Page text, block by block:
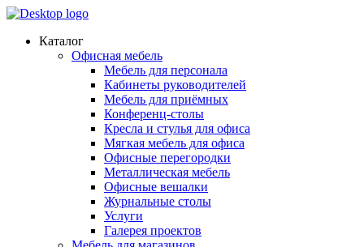
Каталог
Офисная мебель
Мебель для персонала
Кабинеты руководителей
Мебель для приёмных
Конференц-столы
Кресла и стулья для офиса
Мягкая мебель для офиса
Офисные перегородки
Металлическая мебель
Офисные вешалки
Журнальные столы
Услуги
Галерея проектов